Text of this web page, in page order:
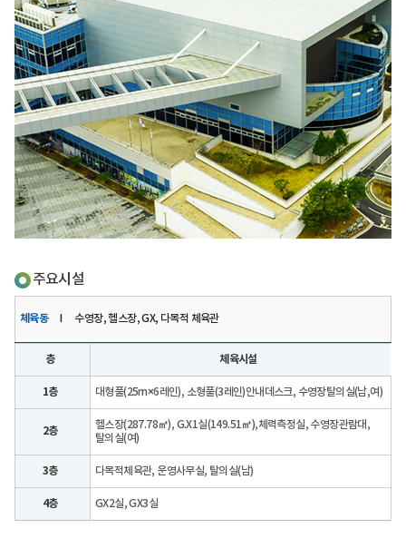
주요시설
체육동 I 수영장, 헬스장, GX, 다목적 체육관
층 체육시설
1층 대형풀(25m×6레인), 소형풀(3레인)안내데스크, 수영장탈의실(남,여)
2층
헬스장(287.78㎡), G.X1실(149.51㎡),체력측정실, 수영장관람대,
탈의실(여)
3층 다목적체육관, 운영사무실, 탈의실(남)
4층 GX2실, GX3실